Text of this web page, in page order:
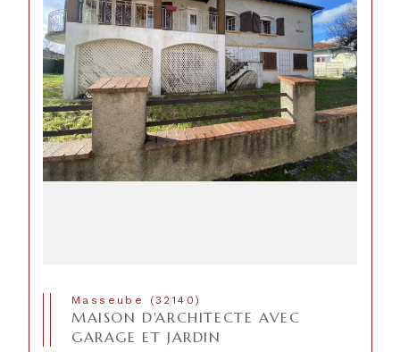
Masseube (32140)
MAISON D'ARCHITECTE AVEC
GARAGE ET JARDIN